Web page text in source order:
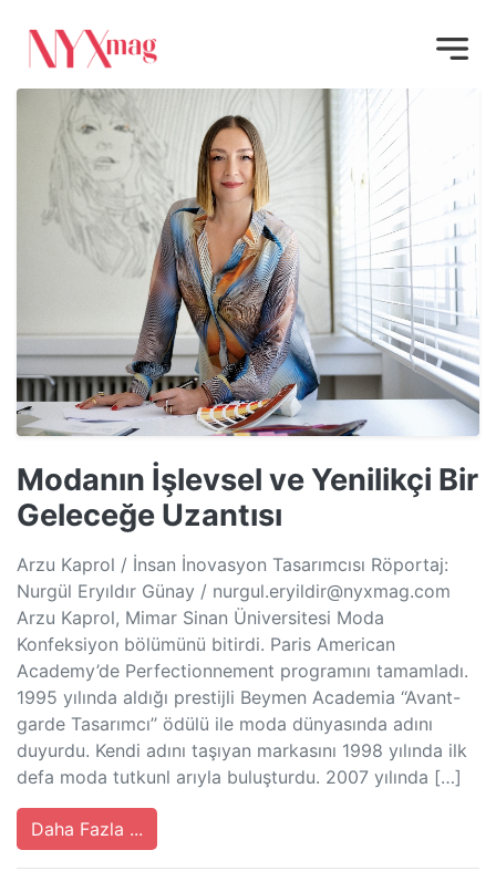
Modanın İşlevsel ve Yenilikçi Bir
Geleceğe Uzantısı
Arzu Kaprol / İnsan İnovasyon Tasarımcısı Röportaj:
Nurgül Eryıldır Günay / nurgul.eryildir@nyxmag.com
Arzu Kaprol, Mimar Sinan Üniversitesi Moda
Konfeksiyon bölümünü bitirdi. Paris American
Academy’de Perfectionnement programını tamamladı.
1995 yılında aldığı prestijli Beymen Academia ‘‘Avant-
garde Tasarımcı’’ ödülü ile moda dünyasında adını
duyurdu. Kendi adını taşıyan markasını 1998 yılında ilk
defa moda tutkunl arıyla buluşturdu. 2007 yılında […]
Daha Fazla ...